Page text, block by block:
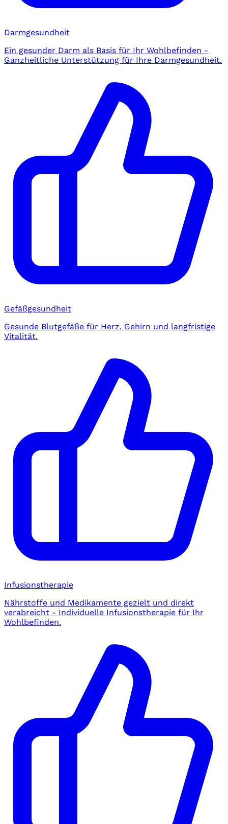
Darmgesundheit
Ein gesunder Darm als Basis für Ihr Wohlbefinden -
Ganzheitliche Unterstützung für Ihre Darmgesundheit.
Gefäßgesundheit
Gesunde Blutgefäße für Herz, Gehirn und langfristige
Vitalität.
Infusionstherapie
Nährstoffe und Medikamente gezielt und direkt
verabreicht - Individuelle Infusionstherapie für Ihr
Wohlbefinden.